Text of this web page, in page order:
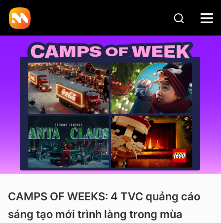
CAMPS OF WEEKS: 4 TVC quảng cáo
sáng tạo mới trình làng trong mùa